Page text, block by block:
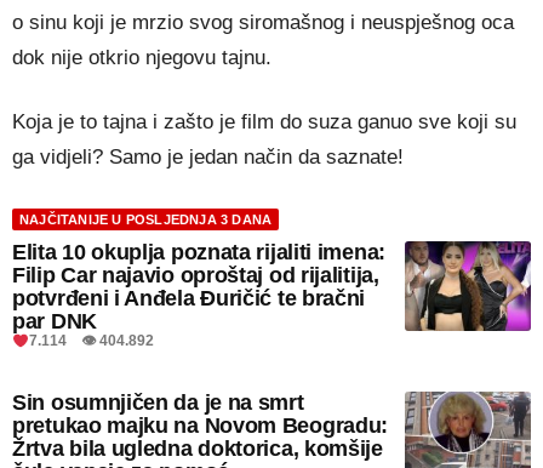
o sinu koji je mrzio svog siromašnog i neuspješnog oca
dok nije otkrio njegovu tajnu.
Koja je to tajna i zašto je film do suza ganuo sve koji su
ga vidjeli? Samo je jedan način da saznate!
NAJČITANIJE U POSLJEDNJA 3 DANA
Elita 10 okuplja poznata rijaliti imena:
Filip Car najavio oproštaj od rijalitija,
potvrđeni i Anđela Đuričić te bračni
par DNK
7.114 👁 404.892
Sin osumnjičen da je na smrt
pretukao majku na Novom Beogradu:
Žrtva bila ugledna doktorica, komšije